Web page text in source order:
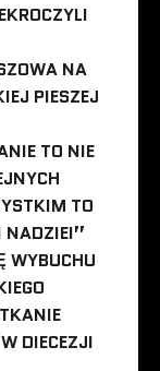
NA
PIESZEJ
TO NIE
TO
NADZIEI”
WYBUCHU
DIECEZJI